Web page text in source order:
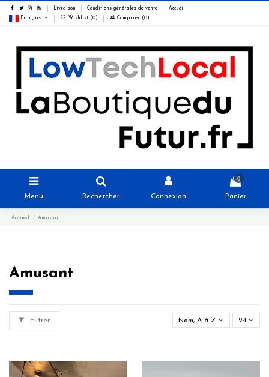
Livraison Conditions générales de vente Accueil
Français Wishlist (0) Comparer (0)
Menu Rechercher Connexion
0
Panier
Accueil Amusant
Amusant
Filtrer Nom, A à Z 24